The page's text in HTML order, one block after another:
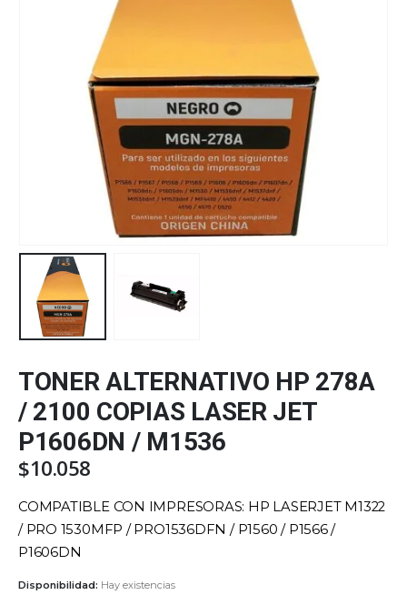
TONER ALTERNATIVO HP 278A
/ 2100 COPIAS LASER JET
P1606DN / M1536
$10.058
COMPATIBLE CON IMPRESORAS: HP LASERJET M1322
/ PRO 1530MFP / PRO1536DFN / P1560 / P1566 /
P1606DN
Disponibilidad: Hay existencias